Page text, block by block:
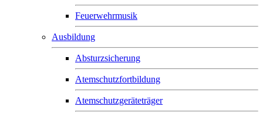
Feuerwehrmusik
Ausbildung
Absturzsicherung
Atemschutzfortbildung
Atemschutzgeräteträger